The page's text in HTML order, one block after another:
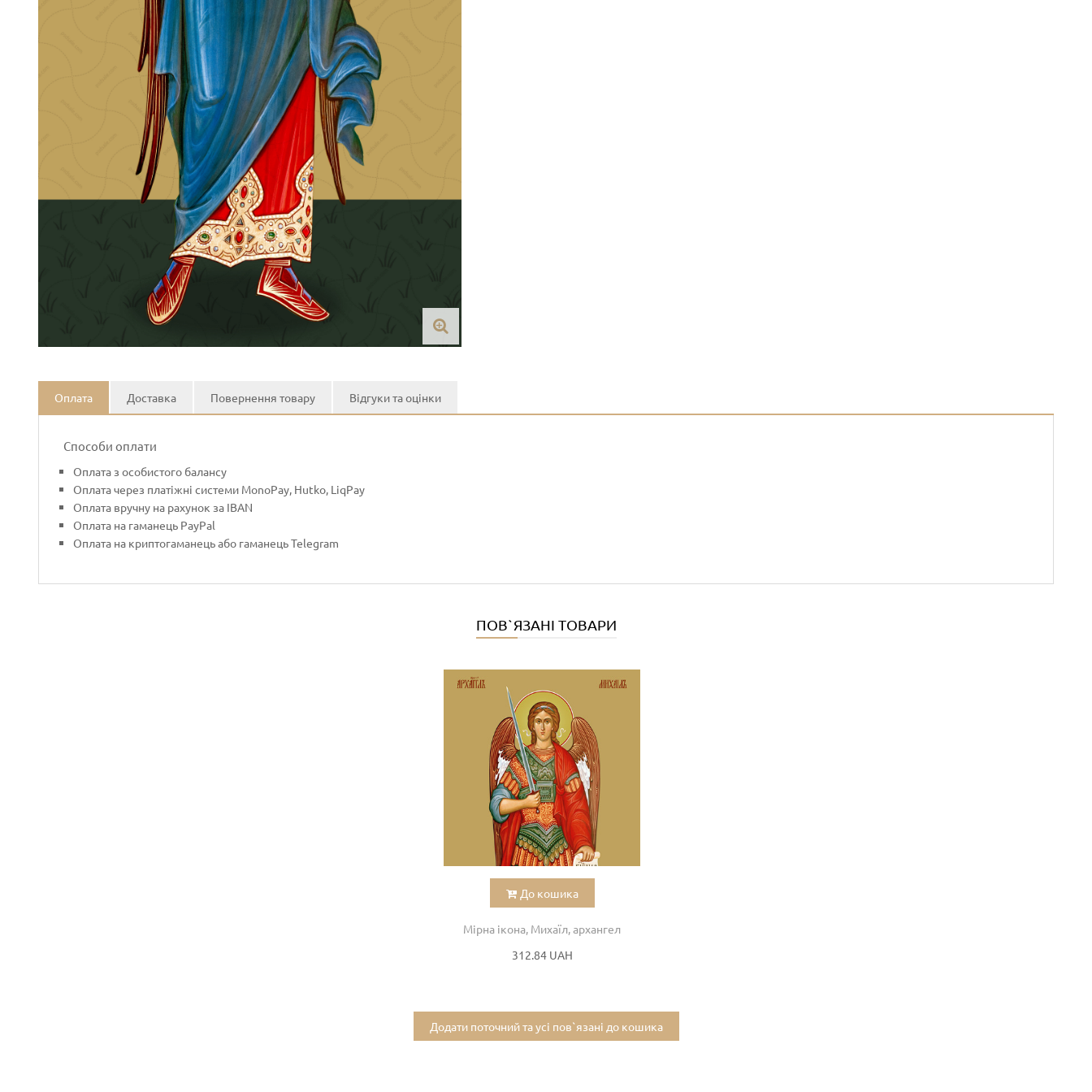
Оплата Доставка Повернення товару Відгуки та оцінки
Способи оплати
Оплата з особистого балансу
Оплата через платіжні системи MonoPay, Hutko, LiqPay
Оплата вручну на рахунок за IBAN
Оплата на гаманець PayPal
Оплата на криптогаманець або гаманець Telegram
ПОВ`ЯЗАНІ ТОВАРИ
До кошика
Мірна ікона, Михаїл, архангел
312.84 UAH
Додати поточний та усі пов`язані до кошика